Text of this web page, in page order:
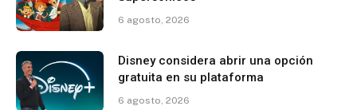
6 agosto, 2026
Disney considera abrir una opción
gratuita en su plataforma
6 agosto, 2026